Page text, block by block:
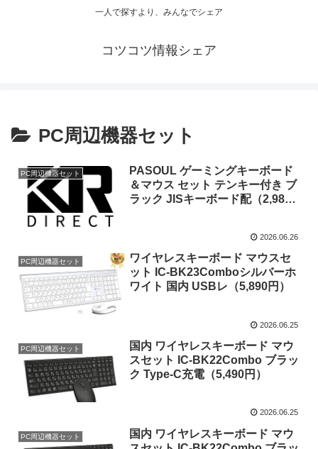
一人で探すより、みんなでシェア
コツコツ情報シェア
PC周辺機器セット
PC周辺機器セット
PASOUL ゲーミングキーボード
＆マウス セット テンキー付き ブ
ラック JISキーボード配（2,980
2026.06.26
PC周辺機器セット
ワイヤレスキーボード マウスセ
ット IC-BK23Comboシルバーホ
ワイト 国内 USBレ（5,890円）
2026.06.25
PC周辺機器セット
国内 ワイヤレスキーボード マウ
スセット IC-BK22Combo ブラッ
ク Type-C充電（5,490円）
2026.06.25
PC周辺機器セット
国内 ワイヤレスキーボード マウ